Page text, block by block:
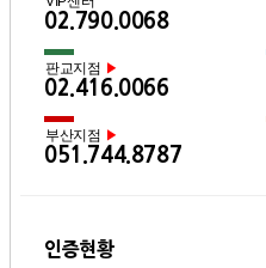
02.790.0068
판교지점 ▶
02.416.0066
부산지점 ▶
051.744.8787
인증현황